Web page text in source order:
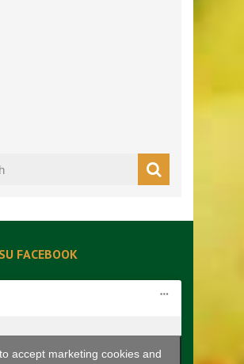
FACEBOOK
accept marketing cookies and